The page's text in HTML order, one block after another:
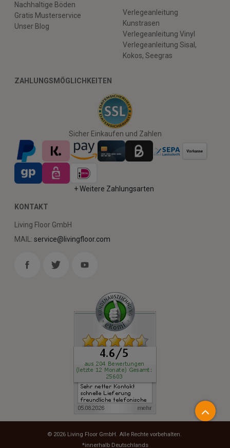
Nachhaltige Böden
Gratis Musterservice
Unser Blog
Verlegeanleitung
Kunstrasen
Verlegeanleitung Vinyl
Verlegeanleitung Sisal,
Kokos, Seegras
ZAHLUNGSMÖGLICHKEITEN
Sicher Einkaufen und Zahlen
+ Weitere Zahlungsarten
KONTAKT
Living Floor GmbH
MAIL: service@livingfloor.com
© 2026 Living Floor GmbH . Alle Rechte vorbehalten.
*innerhalb Deutschlands